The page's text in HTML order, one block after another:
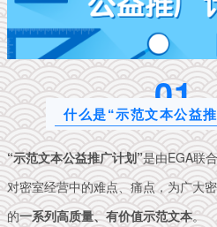
01
什么是“示范文本公益
“示范文本公益推广计划”是由EGA联
对密室经营中的难点、痛点，为广大
的一系列高质量、有价值示范文本。